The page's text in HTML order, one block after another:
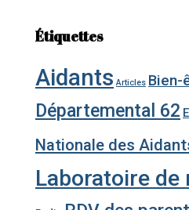
Étiquettes
Aidants Articles Bien-
Départemental 62
Nationale des
Laboratoire de